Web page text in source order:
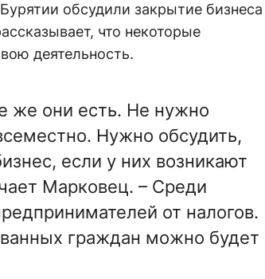
обсудили закрытие бизнеса
что некоторые
деятельность.
же они есть. Не нужно
Нужно обсудить,
если у них возникают
Марковец. – Среди
от налогов.
граждан можно будет